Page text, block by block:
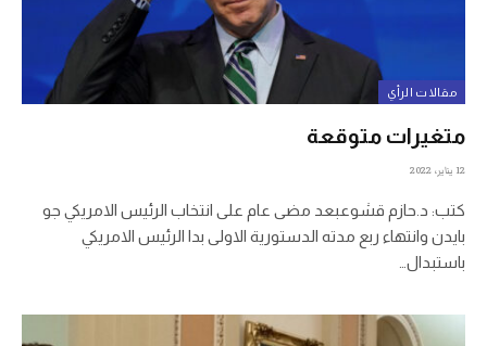
مقالات الرأي
متغيرات متوقعة
12 يناير، 2022
كتب: د.حازم قشوعبعد مضى عام على انتخاب الرئيس الامريكي جو
بايدن وانتهاء ربع مدته الدستورية الاولى بدا الرئيس الامريكي
باستبدال…